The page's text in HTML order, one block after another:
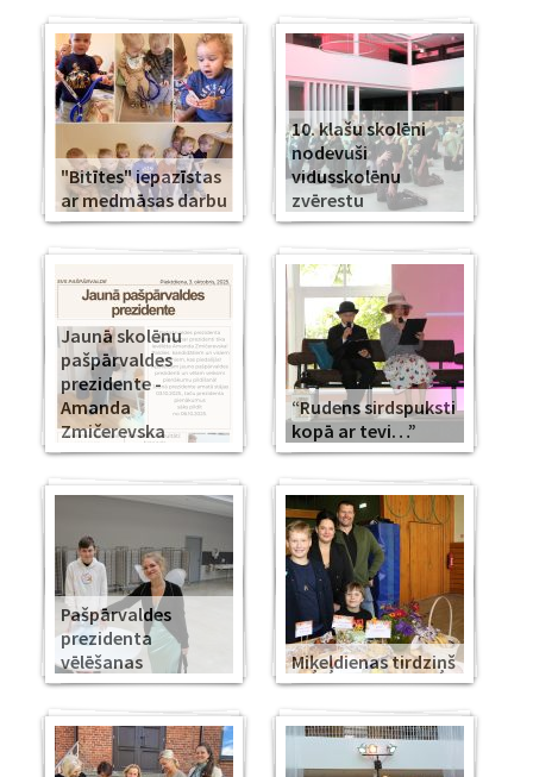
"Bitītes" iepazīstas
ar medmāsas darbu
10. klašu skolēni
nodevuši
vidusskolēnu
zvērestu
Jaunā skolēnu
pašpārvaldes
prezidente -
Amanda
Zmičerevska
“Rudens sirdspuksti
kopā ar tevi…”
Pašpārvaldes
prezidenta
vēlēšanas
Miķeļdienas tirdziņš